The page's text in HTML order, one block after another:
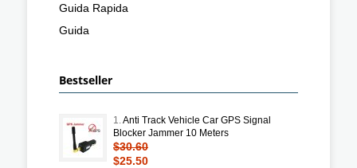
Guida Rapida
Guida
Bestseller
1.Anti Track Vehicle Car GPS Signal
Blocker Jammer 10 Meters
$30.60
$25.50